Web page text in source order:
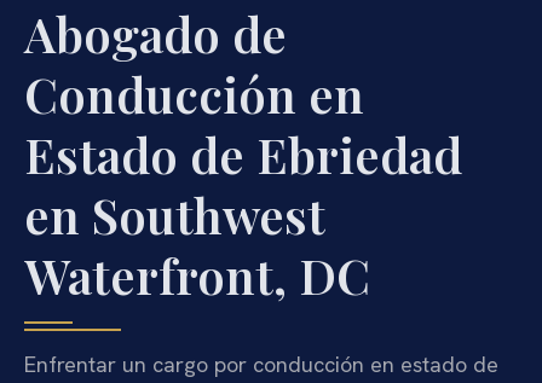
Abogado de
Conducción en
Estado de Ebriedad
en Southwest
Waterfront, DC
Enfrentar un cargo por conducción en estado de